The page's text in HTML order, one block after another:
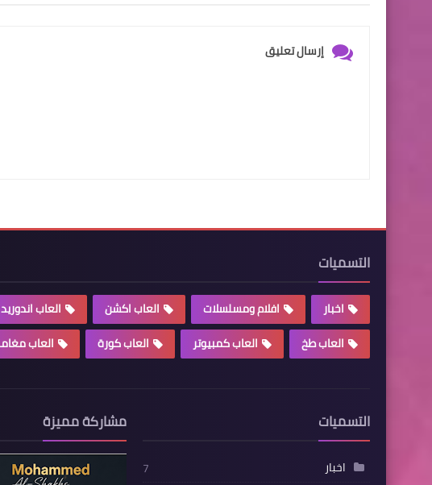
إرسال تعليق
التسميات
اخبار افلام ومسلسلات العاب اكشن العاب اندوريد
العاب طخ
العاب كمبيوتر العاب كورة العاب
التسميات
اخبار
7
مشاركة مميزة